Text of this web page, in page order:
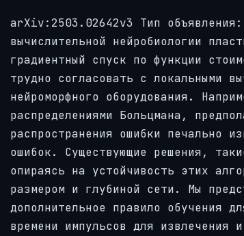
arXiv:2503.02642v3 Тип
вычислительной нейробиологии
градиентный спуск по функции
трудно согласовать с локальными
нейроморфного оборудования.
распределениями Больцмана,
распространения ошибки печально
ошибок. Существующие решения,
опираясь на устойчивость этих
размером и глубиной сети. Мы
дополнительное правило обучения
времени импульсов для извлечения